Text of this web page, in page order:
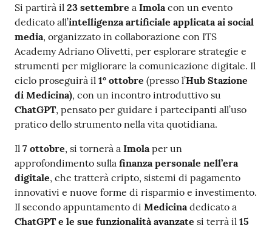
Si partirà il 23 settembre a Imola con un evento
dedicato all’intelligenza artificiale applicata ai social
media, organizzato in collaborazione con ITS
Academy Adriano Olivetti, per esplorare strategie e
strumenti per migliorare la comunicazione digitale. Il
ciclo proseguirà il 1° ottobre (presso l’Hub Stazione
di Medicina), con un incontro introduttivo su
ChatGPT, pensato per guidare i partecipanti all’uso
pratico dello strumento nella vita quotidiana.
Il 7 ottobre, si tornerà a Imola per un
approfondimento sulla finanza personale nell’era
digitale, che tratterà cripto, sistemi di pagamento
innovativi e nuove forme di risparmio e investimento.
Il secondo appuntamento di Medicina dedicato a
ChatGPT e le sue funzionalità avanzate si terrà il 15